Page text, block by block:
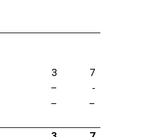
3
7
–
-
– –